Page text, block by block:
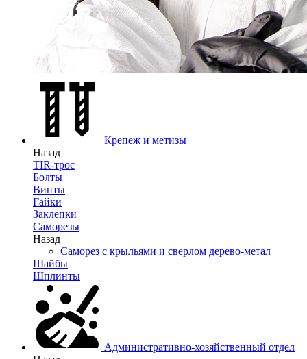
Крепеж и метизы
Назад
TIR-трос
Болты
Винты
Гайки
Заклепки
Саморезы
Назад
Саморез с крыльями и сверлом дерево-метал
Шайбы
Шплинты
Административно-хозяйственный отдел